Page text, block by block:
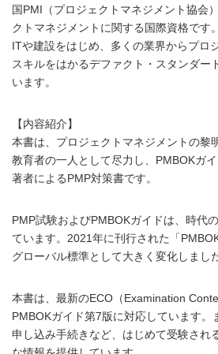
国PMI（プロジェクトマネジメント協会
クトマネジメントに関する国際資格です。
ITや建設をはじめ、多くの業界からプロ
スキルをはかるデファクト・スタンダー
います。
【内容紹介】
本書は、プロジェクトマネジメントの黎
教育者の一人として尽力し、PMBOKガ
著者によるPMP対策書です。
PMP試験およびPMBOKガイドは、時代
ています。2021年に刊行された「
グローバル標準として大きく変化しました
本書は、最新のECO（Examination
PMBOKガイド第7版に対応しています。
申し込み手続きなど、はじめて受験され